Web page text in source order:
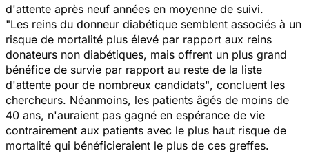
d'attente après neuf années en moyenne de suivi.
"Les reins du donneur diabétique semblent associés à un
risque de mortalité plus élevé par rapport aux reins
donateurs non diabétiques, mais offrent un plus grand
bénéfice de survie par rapport au reste de la liste
d'attente pour de nombreux candidats", concluent les
chercheurs. Néanmoins, les patients âgés de moins de
40 ans, n'auraient pas gagné en espérance de vie
contrairement aux patients avec le plus haut risque de
mortalité qui bénéficieraient le plus de ces greffes.